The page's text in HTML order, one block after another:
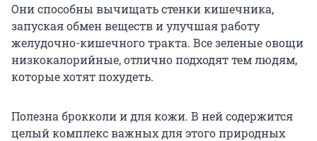
Они способны вычищать стенки кишечника,
запуская обмен веществ и улучшая работу
желудочно-кишечного тракта. Все зеленые овощи
низкокалорийные, отлично подходят тем людям,
которые хотят похудеть.
Полезна брокколи и для кожи. В ней содержится
целый комплекс важных для этого природных